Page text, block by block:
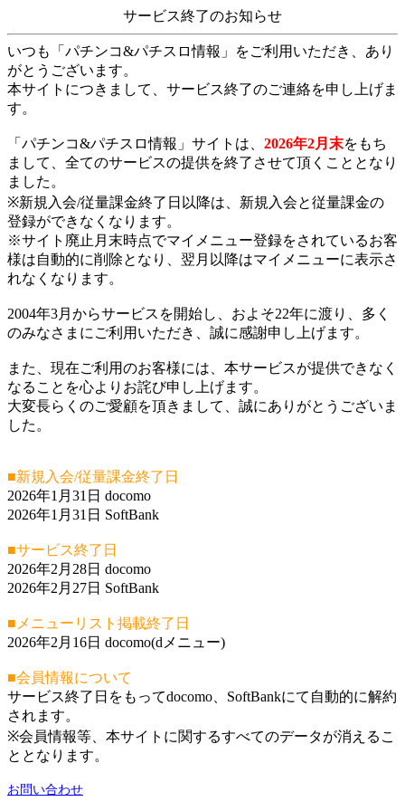
サービス終了のお知らせ
いつも「パチンコ&パチスロ情報」をご利用いただき、あり
がとうございます。
本サイトにつきまして、サービス終了のご連絡を申し上げま
す。
「パチンコ&パチスロ情報」サイトは、 2026年2月末をもち
まして、全てのサービスの提供を終了させて頂くこととなり
ました。
※新規入会/従量課金終了日以降は、新規入会と従量課金の
登録ができなくなります。
※サイト廃止月末時点でマイメニュー登録をされているお客
様は自動的に削除となり、翌月以降はマイメニューに表示さ
れなくなります。
2004年3月からサービスを開始し、およそ22年に渡り、多く
のみなさまにご利用いただき、誠に感謝申し上げます。
また、現在ご利用のお客様には、本サービスが提供できなく
なることを心よりお詫び申し上げます。
大変長らくのご愛顧を頂きまして、誠にありがとうございま
した。
■新規入会/従量課金終了日
2026年1月31日 docomo
2026年1月31日 SoftBank
■サービス終了日
2026年2月28日 docomo
2026年2月27日 SoftBank
■メニューリスト掲載終了日
2026年2月16日 docomo(dメニュー)
■会員情報について
サービス終了日をもってdocomo、SoftBankにて自動的に解約
されます。
※会員情報等、本サイトに関するすべてのデータが消えるこ
ととなります。
お問い合わせ